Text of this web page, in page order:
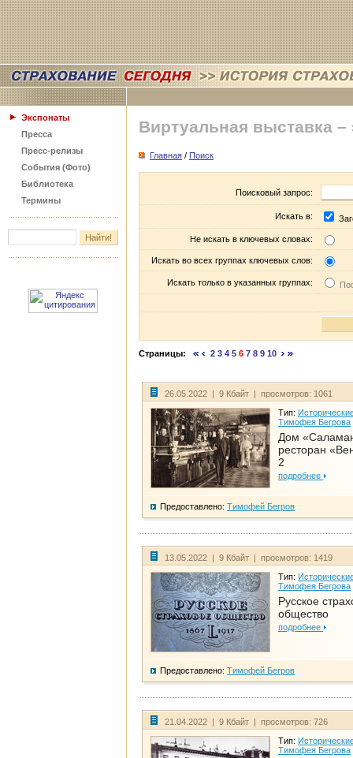
Экспонаты
Пресса
Пресс-релизы
События (Фото)
Библиотека
Термины
Виртуальная выставка –
Главная / Поиск
Поисковый запрос:
Искать в:
Не искать в ключевых словах:
Искать во всех группах ключевых слов:
Искать только в указанных группах:
Страницы: 2 3 4 5 6 7 8 9 10
26.05.2022 | 9 Кбайт | просмотров: 1061
Тип:
Тимофея Бегрова
Дом
ресторан
2
подробнее
Предоставлено: Тимофей Бегров
13.05.2022 | 9 Кбайт | просмотров: 1419
Тип:
Тимофея Бегрова
Русское
общество
подробнее
Предоставлено: Тимофей Бегров
21.04.2022 | 9 Кбайт | просмотров: 726
Тип:
Тимофея Бегрова